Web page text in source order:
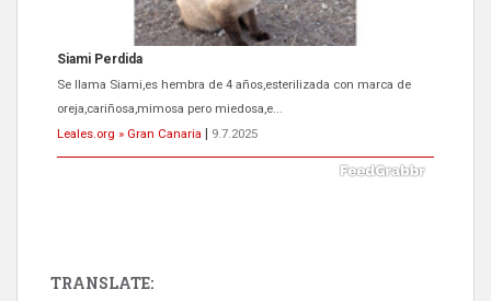
Siami Perdida
Se llama Siami,es hembra de 4 años,esterilizada con marca de
oreja,cariñosa,mimosa pero miedosa,e...
Leales.org » Gran Canaria
9.7.2025
TRANSLATE: